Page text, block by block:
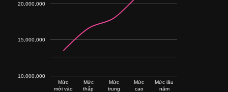
Mức
mới vào
Mức
thấp
Mức
trung
Mức
cao
Mức lâu
năm
10,000,000
15,000,000
20,000,000